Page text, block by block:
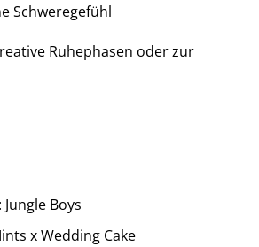
Schweregefühl
Ruhephasen oder zur
Boys
x Wedding Cake